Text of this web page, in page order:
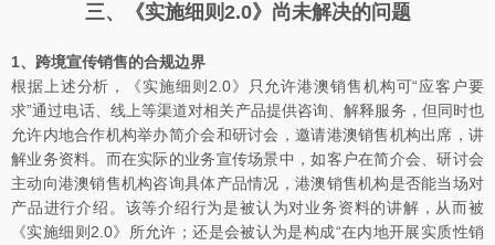
三、《实施细则2.0》尚未解决的问题
1、跨境宣传销售的合规边界
根据上述分析，《实施细则2.0》只允许港澳销售机构可“应客户要
求”通过电话、线上等渠道对相关产品提供咨询、解释服务，但同时也
允许内地合作机构举办简介会和研讨会，邀请港澳销售机构出席，讲
解业务资料。而在实际的业务宣传场景中，如客户在简介会、研讨会
主动向港澳销售机构咨询具体产品情况，港澳销售机构是否能当场对
产品进行介绍。该等介绍行为是被认为对业务资料的讲解，从而被
《实施细则2.0》所允许；还是会被认为是构成“在内地开展实质性销